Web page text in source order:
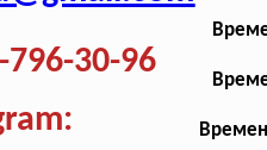
796-30-96